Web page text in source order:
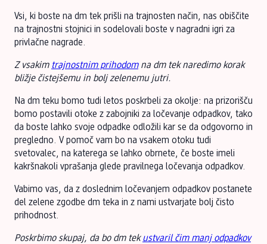
Vsi, ki boste na dm tek prišli na trajnosten način, nas obiščite
na trajnostni stojnici in sodelovali boste v nagradni igri za
privlačne nagrade.
Z vsakim trajnostnim prihodomna dm tek naredimo korak
bližje čistejšemu in bolj zelenemu jutri.
Na dm teku bomo tudi letos poskrbeli za okolje: na prizorišču
bomo postavili otoke z zabojniki za ločevanje odpadkov, tako
da boste lahko svoje odpadke odložili kar se da odgovorno in
pregledno. V pomoč vam bo na vsakem otoku tudi
svetovalec, na katerega se lahko obrnete, če boste imeli
kakršnakoli vprašanja glede pravilnega ločevanja odpadkov.
Vabimo vas, da z doslednim ločevanjem odpadkov postanete
del zelene zgodbe dm teka in z nami ustvarjate bolj čisto
prihodnost.
Poskrbimo skupaj, da bo dm tekustvaril čim manj odpadkov